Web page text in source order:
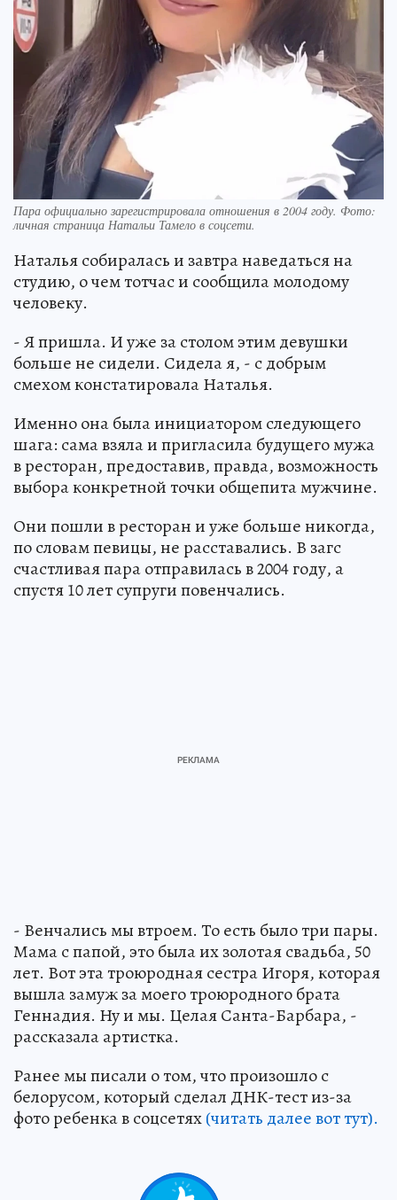
Пара официально зарегистрировала отношения в 2004 году. Фото:
личная страница Натальи Тамело в соцсети.
Наталья собиралась и завтра наведаться на
студию, о чем тотчас и сообщила молодому
человеку.
- Я пришла. И уже за столом этим девушки
больше не сидели. Сидела я, - с добрым
смехом констатировала Наталья.
Именно она была инициатором следующего
шага: сама взяла и пригласила будущего мужа
в ресторан, предоставив, правда, возможность
выбора конкретной точки общепита мужчине.
Они пошли в ресторан и уже больше никогда,
по словам певицы, не расставались. В загс
счастливая пара отправилась в 2004 году, а
спустя 10 лет супруги повенчались.
- Венчались мы втроем. То есть было три пары.
Мама с папой, это была их золотая свадьба, 50
лет. Вот эта троюродная сестра Игоря, которая
вышла замуж за моего троюродного брата
Геннадия. Ну и мы. Целая Санта-Барбара, -
рассказала артистка.
Ранее мы писали о том, что произошло с
белорусом, который сделал ДНК-тест из-за
фото ребенка в соцсетях(читать далее вот тут).